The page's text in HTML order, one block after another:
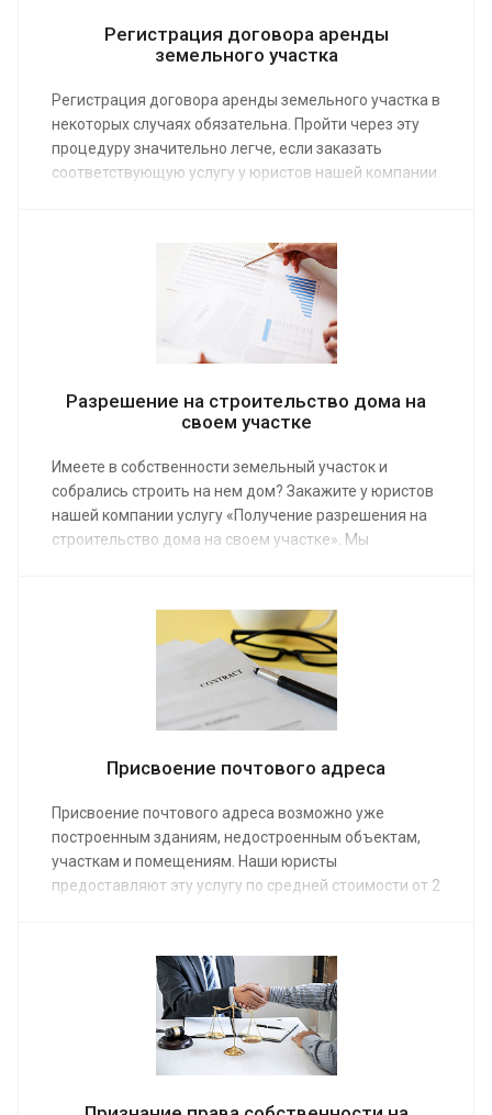
Регистрация договора аренды
земельного участка
Регистрация договора аренды земельного участка в
некоторых случаях обязательна. Пройти через эту
процедуру значительно легче, если заказать
соответствующую услугу у юристов нашей компании.
Разрешение на строительство дома на
своем участке
Имеете в собственности земельный участок и
собрались строить на нем дом? Закажите у юристов
нашей компании услугу «Получение разрешения на
строительство дома на своем участке». Мы
Присвоение почтового адреса
Присвоение почтового адреса возможно уже
построенным зданиям, недостроенным объектам,
участкам и помещениям. Наши юристы
предоставляют эту услугу по средней стоимости от 2
информационную адресную систему.